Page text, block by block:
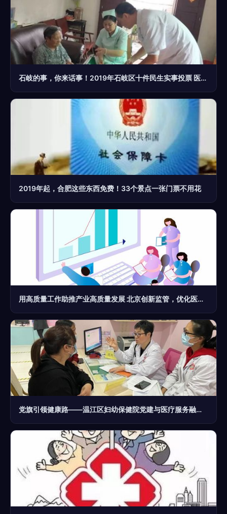
石岐的事，你来话事！2019年石岐区十件民生实事投票 医疗服务篇
2019年起，合肥这些东西免费！33个景点一张门票不用花
用高质量工作助推产业高质量发展 北京创新监管，优化医药健康服务
党旗引领健康路——温江区妇幼保健院党建与医疗服务融合实践纪实